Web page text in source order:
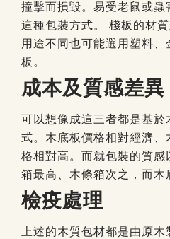
撞擊而損毀。易受老鼠或蟲
這種包裝方式。
棧板的材
用途不同也可能選用塑料
板。
成本及質感差異
可以想像成這三者都是基於
式。木底板價格相對經濟
格相對高。而就包裝的質感
箱最高、木條箱次之，而木
檢疫處理
上述的木質包材都是由原